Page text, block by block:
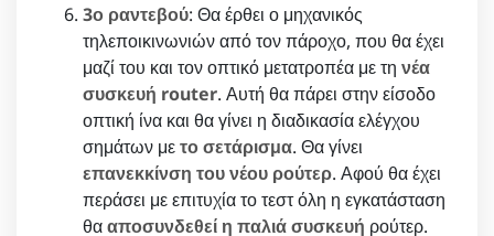
3ο ραντεβού: Θα έρθει ο μηχανικός
τηλεποικινωνιών από τον πάροχο, που θα έχει
μαζί του και τον οπτικό μετατροπέα με τη νέα
συσκευή router. Αυτή θα πάρει στην είσοδο
οπτική ίνα και θα γίνει η διαδικασία ελέγχου
σημάτων μετο σετάρισμα. Θα γίνει
επανεκκίνση του νέου ρούτερ. Αφού θα έχει
περάσει με επιτυχία το τεστ όλη η εγκατάσταση
θααποσυνδεθεί η παλιά συσκευή ρούτερ.